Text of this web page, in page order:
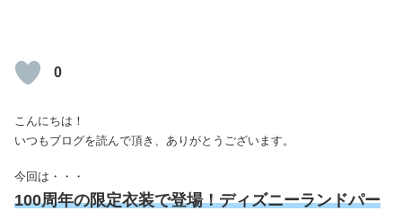
0
こんにちは！
いつもブログを読んで頂き、ありがとうございます。
今回は・・・
100周年の限定衣装で登場！ディズニーランドパー